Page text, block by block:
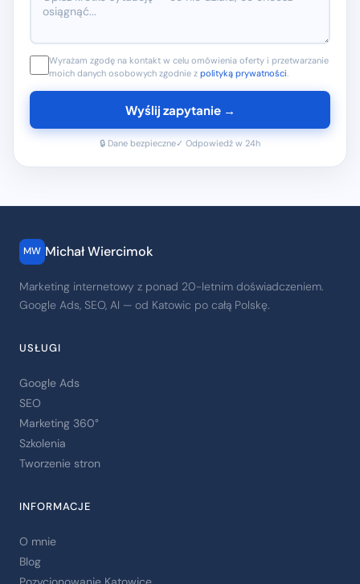
Wyrażam zgodę na kontakt w celu omówienia oferty i przetwarzanie
moich danych osobowych zgodnie z polityką prywatności
Wyślij zapytanie →
🔒 Dane bezpieczne✓ Odpowiedź w 24h
MW Michał Wiercimok
Marketing internetowy z ponad 20-letnim doświadczeniem.
Google Ads, SEO, AI — od Katowic po całą Polskę.
USŁUGI
Google Ads
SEO
Marketing 360°
Szkolenia
Tworzenie stron
INFORMACJE
O mnie
Blog